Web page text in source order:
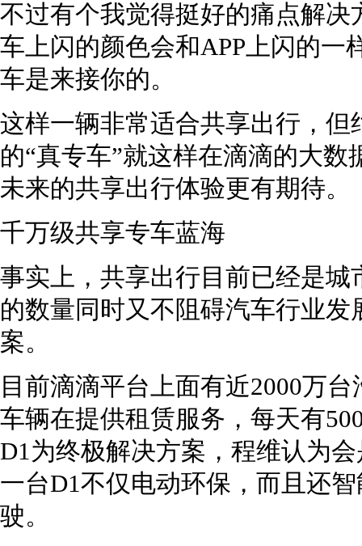
不过有个我觉得挺好的痛点解
车上闪的颜色会和APP上闪的一
车是来接你的。
这样一辆非常适合共享出行，
的“真专车”就这样在滴滴的大
未来的共享出行体验更有期待。
千万级共享专车蓝海
事实上，共享出行目前已经是
的数量同时又不阻碍汽车行业
案。
目前滴滴平台上面有近2000万
车辆在提供租赁服务，每天有
D1为终极解决方案，程维认为
一台D1不仅电动环保，而且还
驶。